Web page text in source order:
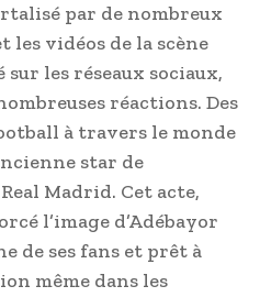
par de nombreux
les vidéos de la scène
les réseaux sociaux,
réactions. Des
à travers le monde
star de
Madrid. Cet acte,
l’image d’Adébayor
de ses fans et prêt à
même dans les